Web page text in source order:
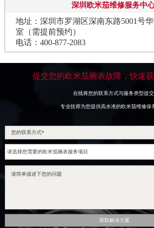
深圳欧米茄维修服务中
地址：深圳市罗湖区深南东路5001号华
室（需提前预约）
电话：400-877-2083
提交您的欧米茄腕表故障，快速
在线将您的联系方式与服务类型提交
专业技师为您提供高水准的欧米茄维修保
获取解决方案